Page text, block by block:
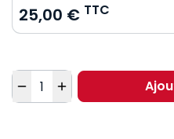
25,00 € TTC
Quantité